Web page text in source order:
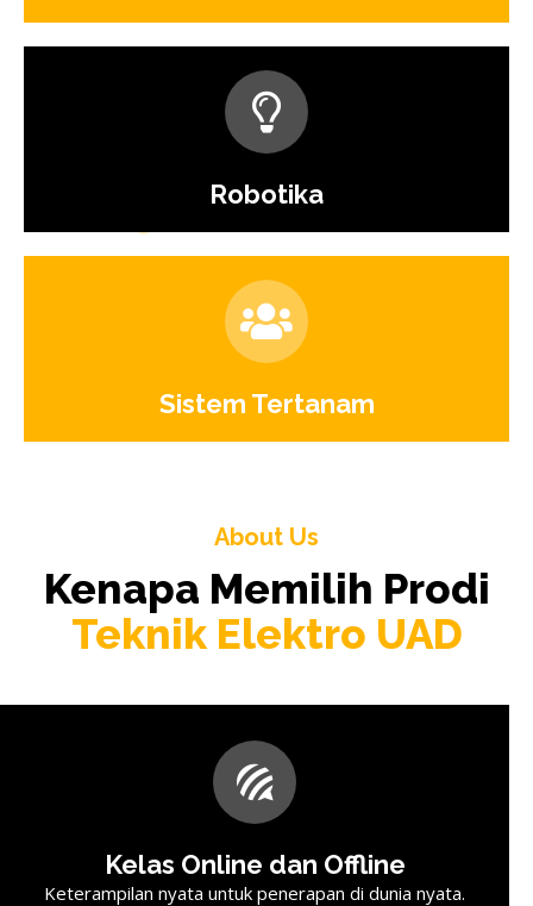
Robotika
Sistem Tertanam
About Us
Kenapa Memilih Prodi
Teknik Elektro UAD
Kelas Online dan Offline
Keterampilan nyata untuk penerapan di dunia nyata.